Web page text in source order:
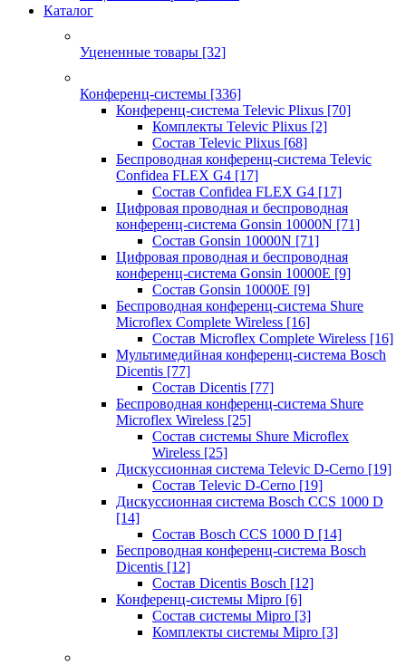
Каталог
Уцененные товары [32]
Конференц-системы [336]
Конференц-система Televic Plixus [70]
Комплекты Televic Plixus [2]
Состав Televic Plixus [68]
Беспроводная конференц-система Televic
Confidea FLEX G4 [17]
Состав Confidea FLEX G4 [17]
Цифровая проводная и беспроводная
конференц-система Gonsin 10000N [71]
Состав Gonsin 10000N [71]
Цифровая проводная и беспроводная
конференц-система Gonsin 10000E [9]
Состав Gonsin 10000E [9]
Беспроводная конференц-система Shure
Microflex Complete Wireless [16]
Состав Microflex Complete Wireless [16]
Мультимедийная конференц-система Bosch
Dicentis [77]
Состав Dicentis [77]
Беспроводная конференц-система Shure
Microflex Wireless [25]
Состав системы Shure Microflex
Wireless [25]
Дискуссионная система Televic D-Cerno [19]
Состав Televic D-Cerno [19]
Дискуссионная система Bosch CCS 1000 D
[14]
Состав Bosch CCS 1000 D [14]
Беспроводная конференц-система Bosch
Dicentis [12]
Состав Dicentis Bosch [12]
Конференц-системы Mipro [6]
Состав системы Mipro [3]
Комплекты системы Mipro [3]